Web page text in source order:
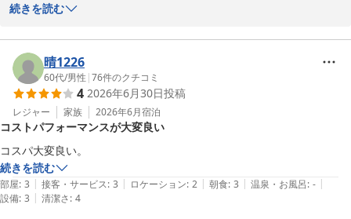
けたとのことで、大変嬉しく思います。次回もリラックスした時間
おります。
アーバンホテル京都
アーバンホテル京都
2026-07-21
続きを読む
晴1226
60代/男性 |76件のクチコミ
4 2026年6月30日投稿
レジャー 家族 2026年6月宿泊
コストパフォーマンスが大変良い
コスパ大変良い。
続きを読む
部屋: 3 | 接客・サービス: 3 | ロケーション: 2 | 朝食: 3 | 温泉・お風呂: - |
設備: 3 | 清潔さ: 4